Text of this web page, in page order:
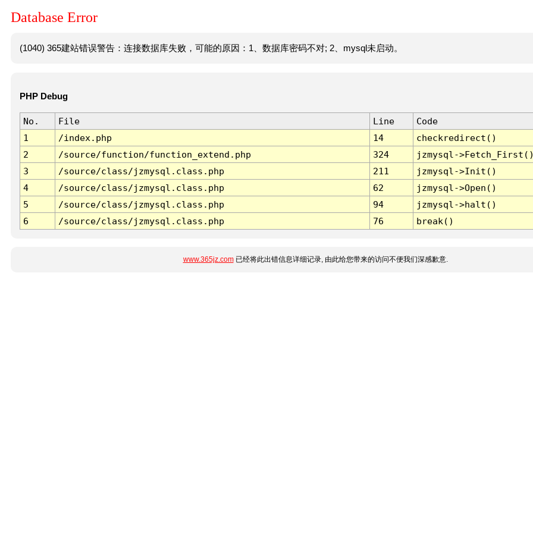
Database Error
(1040) 365建站错误警告：连接数据库失败，可能的原因：1、数据库密码不对; 2、mysql未启动。
PHP Debug
No. File Line
Code
1
/index.php 14
checkredirect()
2
/source/function/function_extend.php 324
jzmysql-
3
/source/class/jzmysql.class.php 211
jzmysql->Init()
4
/source/class/jzmysql.class.php 62
jzmysql->Open()
5
/source/class/jzmysql.class.php 94
jzmysql->halt()
6
/source/class/jzmysql.class.php 76 break()
www.365jz.com已经将此出错信息详细记录, 由此给您带来的访问不便我们深感歉意.